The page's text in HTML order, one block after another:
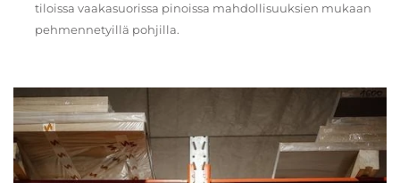
tiloissa vaakasuorissa pinoissa mahdollisuuksien mukaan
pehmennetyillä pohjilla.